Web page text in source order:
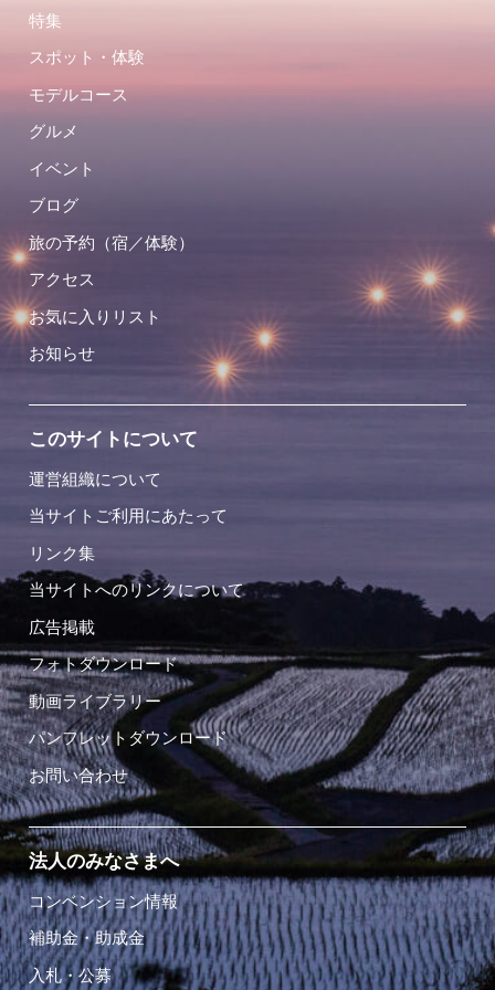
特集
スポット・体験
モデルコース
グルメ
イベント
ブログ
旅の予約（宿／体験）
アクセス
お気に入りリスト
お知らせ
このサイトについて
運営組織について
当サイトご利用にあたって
リンク集
当サイトへのリンクについて
広告掲載
フォトダウンロード
動画ライブラリー
パンフレットダウンロード
お問い合わせ
法人のみなさまへ
コンベンション情報
補助金・助成金
入札・公募